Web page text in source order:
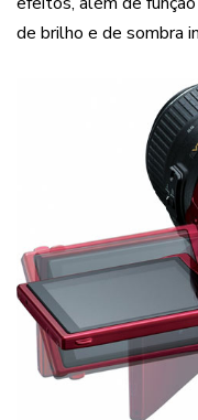
de brilho e de sombra